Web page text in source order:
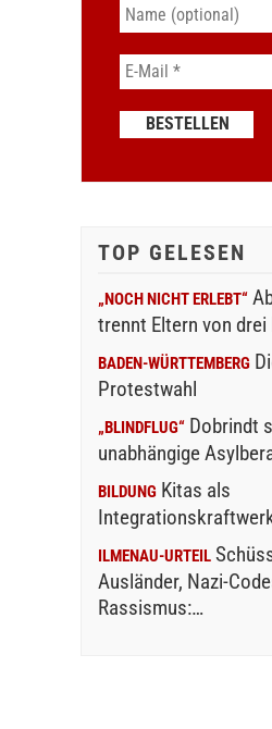
TOP GELESEN
„NOCH NICHT ERLEBT“
trennt Eltern von drei
BADEN-WÜRTTEMBERG
Protestwahl
„BLINDFLUG“ Dobrindt
unabhängige
BILDUNG Kitas als
ILMENAU-URTEIL
Ausländer, Nazi-
Rassismus:…